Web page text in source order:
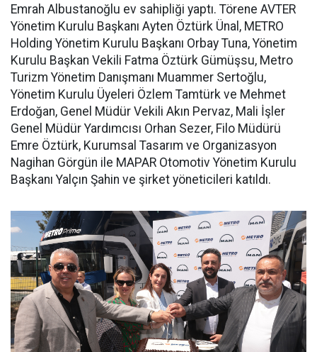
Emrah Albustanoğlu ev sahipliği yaptı. Törene AVTER
Yönetim Kurulu Başkanı Ayten Öztürk Ünal, METRO
Holding Yönetim Kurulu Başkanı Orbay Tuna, Yönetim
Kurulu Başkan Vekili Fatma Öztürk Gümüşsu, Metro
Turizm Yönetim Danışmanı Muammer Sertoğlu,
Yönetim Kurulu Üyeleri Özlem Tamtürk ve Mehmet
Erdoğan, Genel Müdür Vekili Akın Pervaz, Mali İşler
Genel Müdür Yardımcısı Orhan Sezer, Filo Müdürü
Emre Öztürk, Kurumsal Tasarım ve Organizasyon
Nagihan Görgün ile MAPAR Otomotiv Yönetim Kurulu
Başkanı Yalçın Şahin ve şirket yöneticileri katıldı.